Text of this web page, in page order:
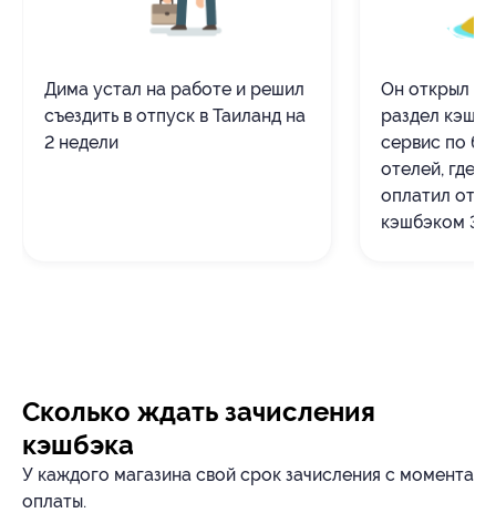
Дима устал на работе и решил
съездить в отпуск в Таиланд на
2 недели
Он открыл
раздел
сервис по
отелей, где
оплатил
кэшбэком
Сколько ждать зачисления
кэшбэка
У каждого магазина свой срок зачисления с момента
оплаты.